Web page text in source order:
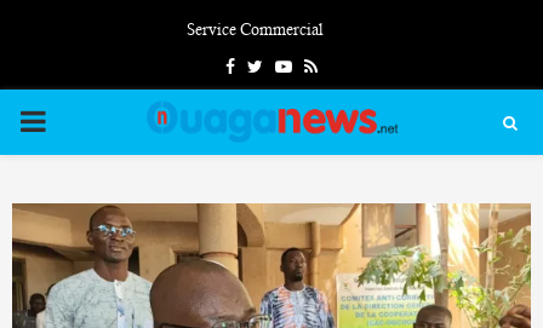
Service Commercial
FacebookTwitterYoutube
Rss
PRIMARY